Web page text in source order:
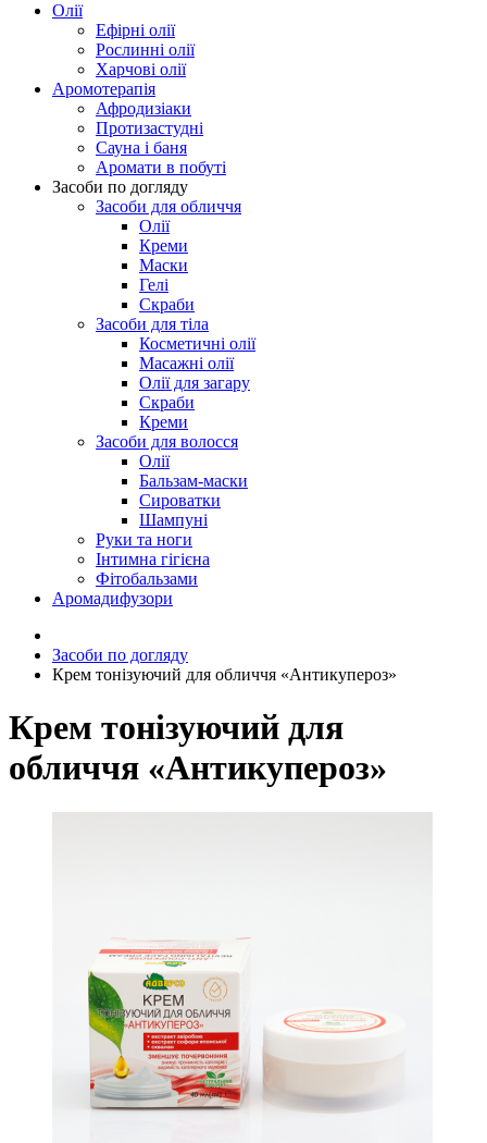
Олії
Ефірні олії
Рослинні олії
Харчові олії
Аромотерапія
Афродизіаки
Протизастудні
Сауна і баня
Аромати в побуті
Засоби по догляду
Засоби для обличчя
Олії
Креми
Маски
Гелі
Скраби
Засоби для тіла
Косметичні олії
Масажні олії
Олії для загару
Скраби
Креми
Засоби для волосся
Олії
Бальзам-маски
Сироватки
Шампуні
Руки та ноги
Інтимна гігієна
Фітобальзами
Аромадифузори
Засоби по догляду
Крем тонізуючий для обличчя «Антикупероз»
Крем тонізуючий для
обличчя «Антикупероз»